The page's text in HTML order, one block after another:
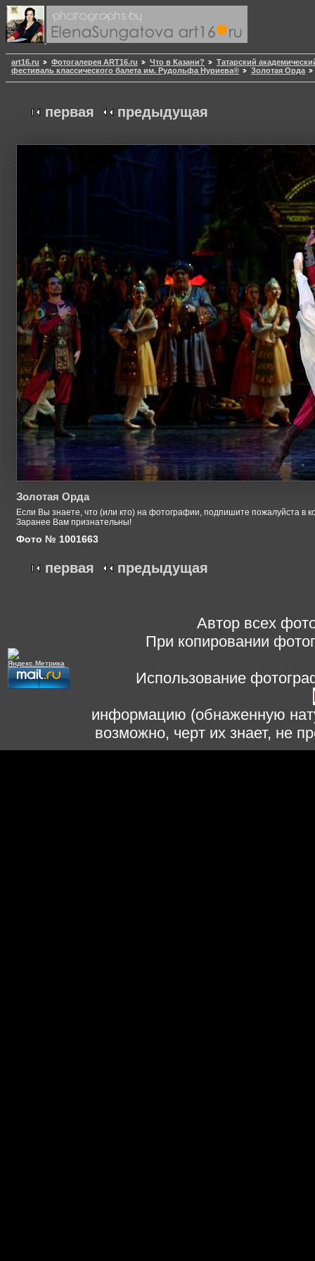
art16.ru Фотогалерея ART16.ru Что в Казани?
Татарский
фестиваль классического балета им. Рудольфа Нуриева®
Золотая Орда
первая предыдущая
Золотая Орда
Если Вы знаете, что (или кто) на фотографии, подпишите пожалуйста в
Заранее Вам признательны!
Фото № 1001663
первая предыдущая
Автор всех
При копировании
Использование
информацию (обнаженную
возможно, черт их знает, не